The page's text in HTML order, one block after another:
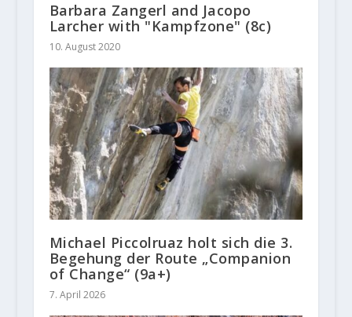
Barbara Zangerl and Jacopo
Larcher with "Kampfzone" (8c)
10. August 2020
Michael Piccolruaz holt sich die 3.
Begehung der Route „Companion
of Change“ (9a+)
7. April 2026